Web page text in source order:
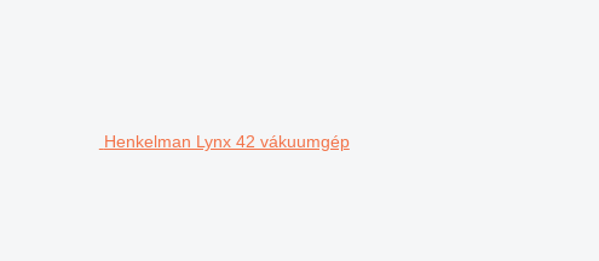
Henkelman Lynx 42 vákuumgép